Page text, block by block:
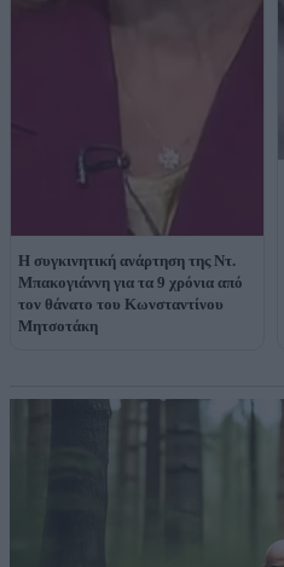
Η συγκινητική ανάρτηση της Ντ.
Μπακογιάννη για τα 9 χρόνια από
τον θάνατο του Κωνσταντίνου
Μητσοτάκη